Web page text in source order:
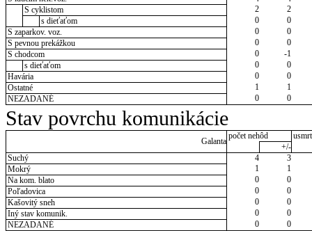
S cyklistom
2
2
s dieťaťom
0
0
S zaparkov. voz.
0
0
S pevnou prekážkou
0
0
S chodcom
0
-1
s dieťaťom
0
0
Havária
0
0
Ostatné
1
1
NEZADANÉ
0 0
Stav povrchu komunikácie
Galanta
počet nehôd
+/-
Suchý
4
3
Mokrý
1
1
Na kom. blato
0
0
Poľadovica
0
0
Kašovitý sneh
0
0
Iný stav komunik.
0
0
NEZADANÉ
0 0